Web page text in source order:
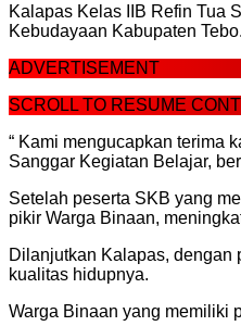
Kalapas Kelas IIB Refin Tua
Kebudayaan Kabupaten Tebo.
ADVERTISEMENT
SCROLL TO RESUME
“ Kami mengucapkan terima
Sanggar Kegiatan Belajar,
Setelah peserta SKB yang
pikir Warga Binaan,
Dilanjutkan Kalapas, dengan
kualitas hidupnya.
Warga Binaan yang memiliki